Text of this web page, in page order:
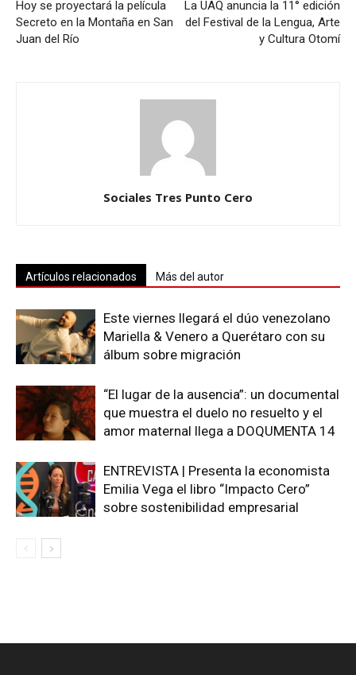
Hoy se proyectará la película
Secreto en la Montaña en San
Juan del Río
La UAQ anuncia la 11° edición
del Festival de la Lengua, Arte
y Cultura Otomí
Sociales Tres Punto Cero
Artículos relacionados Más del autor
Este viernes llegará el dúo venezolano
Mariella & Venero a Querétaro con su
álbum sobre migración
“El lugar de la ausencia”: un documental
que muestra el duelo no resuelto y el
amor maternal llega a DOQUMENTA 14
ENTREVISTA | Presenta la economista
Emilia Vega el libro “Impacto Cero”
sobre sostenibilidad empresarial